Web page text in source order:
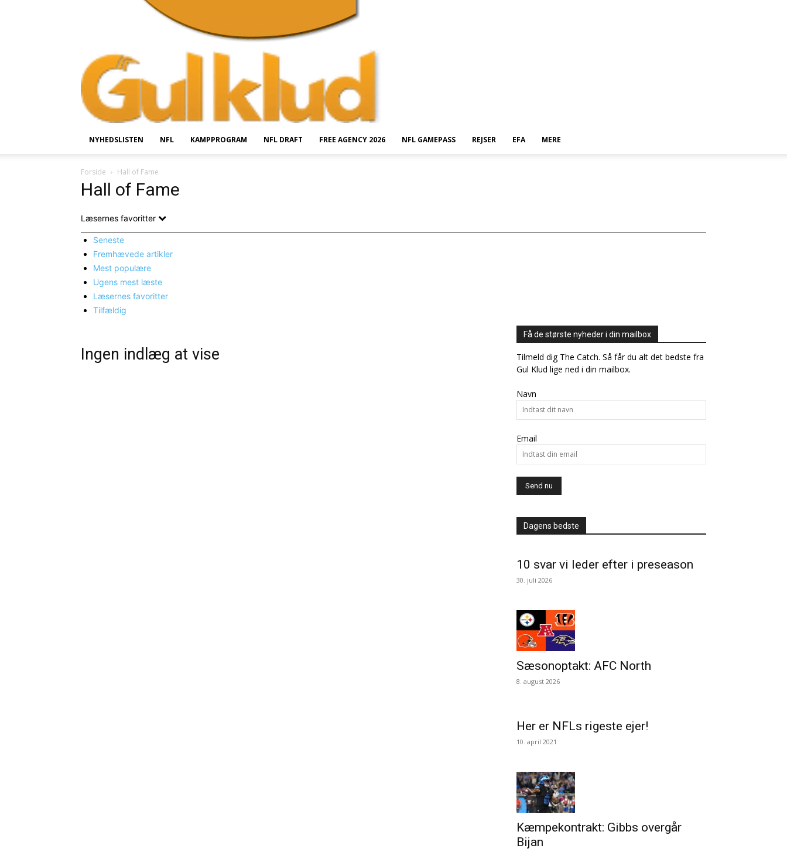
NYHEDSLISTEN NFL KAMPPROGRAM NFL DRAFT FREE AGENCY 2026 NFL GAMEPASS REJSER EFA MERE
Forside Hall of Fame
Hall of Fame
Læsernes favoritter
Seneste
Fremhævede artikler
Mest populære
Ugens mest læste
Læsernes favoritter
Tilfældig
Ingen indlæg at vise
Få de største nyheder i din mailbox
Tilmeld dig The Catch. Så får du alt det bedste fra
Gul Klud lige ned i din mailbox.
Navn
Email
Dagens bedste
10 svar vi leder efter i preseason
30. juli 2026
Sæsonoptakt: AFC North
8. august 2026
Her er NFLs rigeste ejer!
10. april 2021
Kæmpekontrakt: Gibbs overgår
Bijan